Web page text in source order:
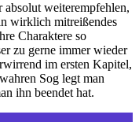
weiterempfehlen,
wirklich mitreißendes
Charaktere so
zu gerne immer wieder
im ersten Kapitel,
Sog legt man
ihn beendet hat.